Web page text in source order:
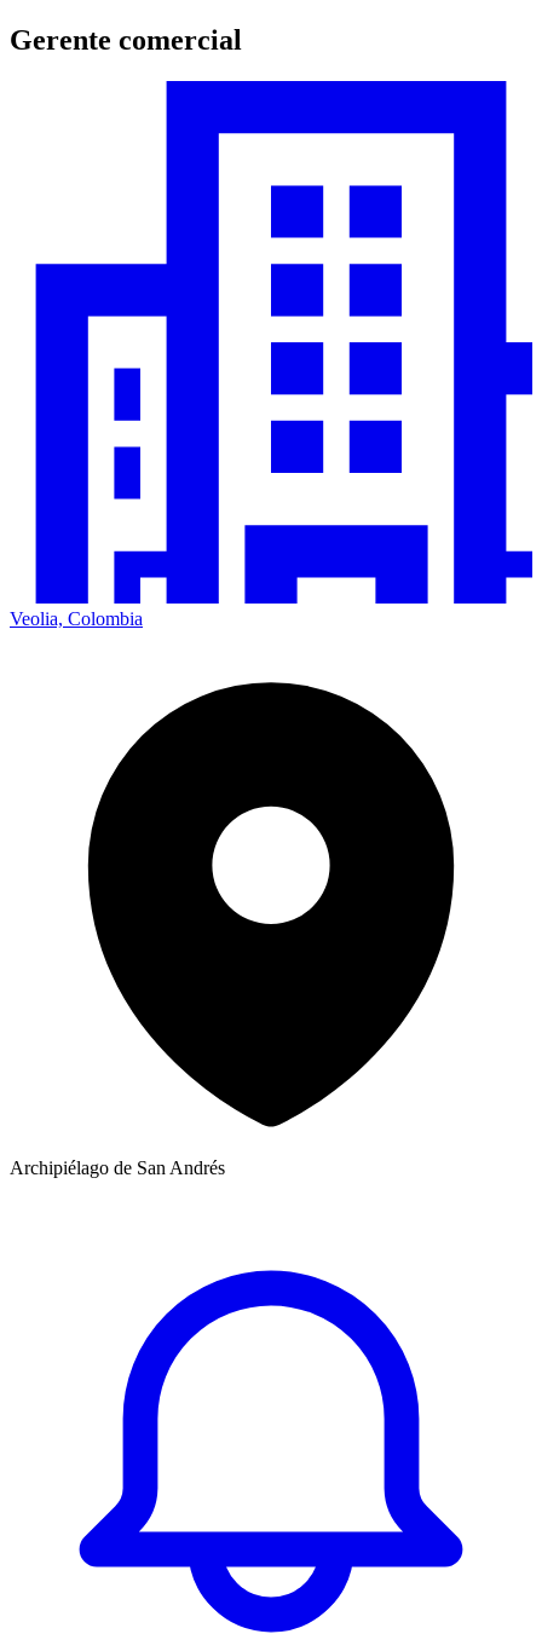
Gerente comercial
Veolia, Colombia
Archipiélago de San Andrés